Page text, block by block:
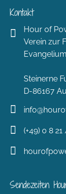
Kontakt
Hour of
Verein zur
Steinerne
D-86167
(+49) 0 8
Sendezeiten